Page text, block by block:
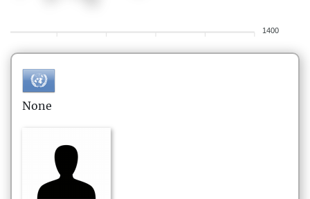
1400
None